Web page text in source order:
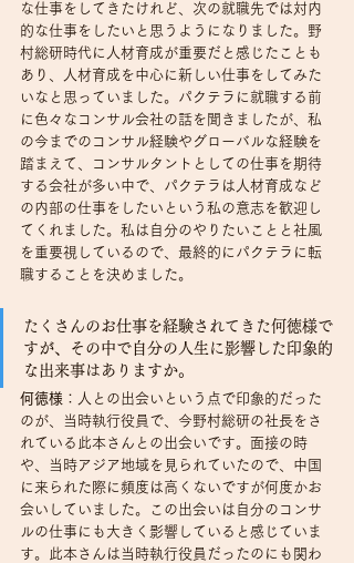
な仕事をしてきたけれど、次の就職先では対内
的な仕事をしたいと思うようになりました。野
村総研時代に人材育成が重要だと感じたことも
あり、人材育成を中心に新しい仕事をしてみた
いなと思っていました。パクテラに就職する前
に色々なコンサル会社の話を聞きましたが、私
の今までのコンサル経験やグローバルな経験を
踏まえて、コンサルタントとしての仕事を期待
する会社が多い中で、パクテラは人材育成など
の内部の仕事をしたいという私の意志を歓迎し
てくれました。私は自分のやりたいことと社風
を重要視しているので、最終的にパクテラに転
職することを決めました。
たくさんのお仕事を経験されてきた何徳様で
すが、その中で自分の人生に影響した印象的
な出来事はありますか。
何徳様 ：人との出会いという点で印象的だった
のが、当時執行役員で、今野村総研の社長をさ
れている此本さんとの出会いです。面接の時
や、当時アジア地域を見られていたので、中国
に来られた際に頻度は高くないですが何度かお
会いしていました。この出会いは自分のコンサ
ルの仕事にも大きく影響していると感じていま
す。此本さんは当時執行役員だったのにも関わ